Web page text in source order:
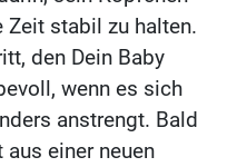
Zeit stabil zu halten.
den Dein Baby
wenn es sich
anstrengt. Bald
einer neuen